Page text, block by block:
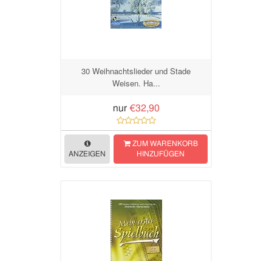
30 Weihnachtslieder und Stade
Weisen. Ha...
nur €32,90
ANZEIGEN
ZUM WARENKORB
HINZUFÜGEN